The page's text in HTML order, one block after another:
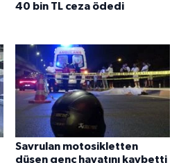
40 bin TL ceza ödedi
Savrulan motosikletten
düşen genç hayatını kaybetti